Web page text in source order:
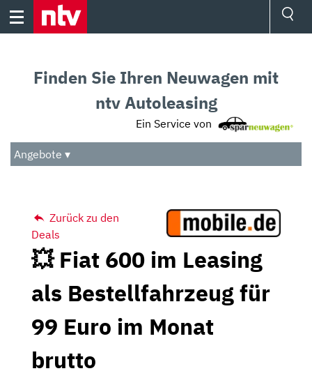
Skip
Audio
Das Beste
Finden Sie Ihren Neuwagen mit
ntv Autoleasing
Ein Service von
Angebote ▾
Zurück zu den
Deals
💥 Fiat 600 im Leasing
als Bestellfahrzeug für
99 Euro im Monat
brutto